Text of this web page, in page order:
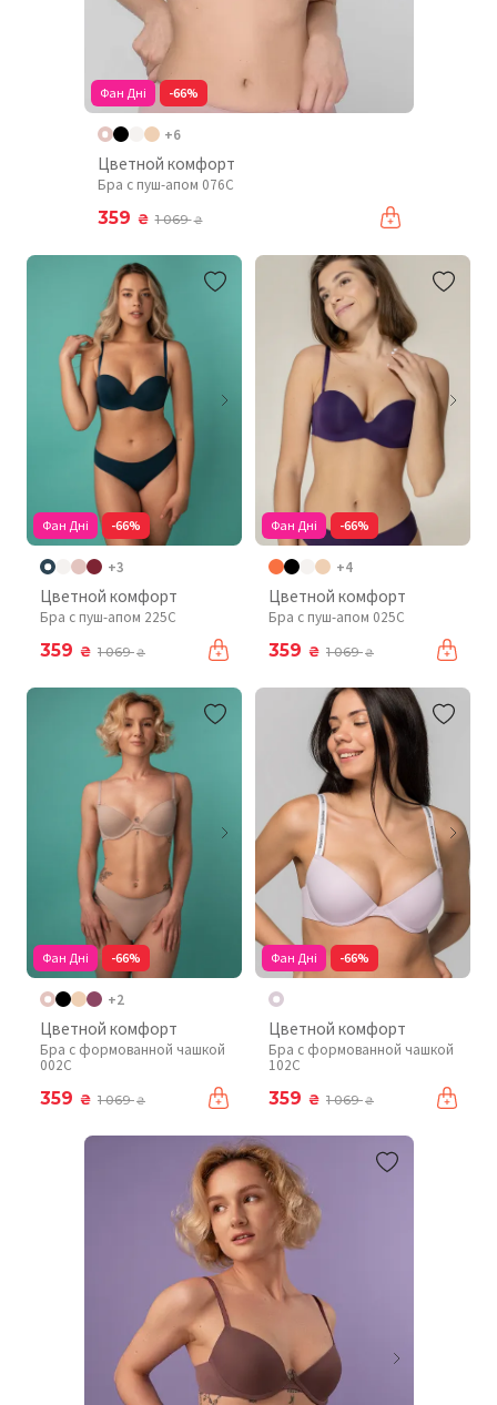
Фан Дні -66%
+6
Цветной комфорт
Бра с пуш-апом 076C
359 ₴ 1 069₴
Фан Дні -66%
+3
Цветной комфорт
Бра с пуш-апом 225C
359 ₴ 1 069₴
Фан Дні -66%
+4
Цветной комфорт
Бра с пуш-апом 025C
359 ₴ 1 069₴
Фан Дні -66%
+2
Цветной комфорт
Бра с формованной чашкой
002C
359 ₴ 1 069₴
Фан Дні -66%
Цветной комфорт
Бра с формованной чашкой
102C
359 ₴ 1 069₴